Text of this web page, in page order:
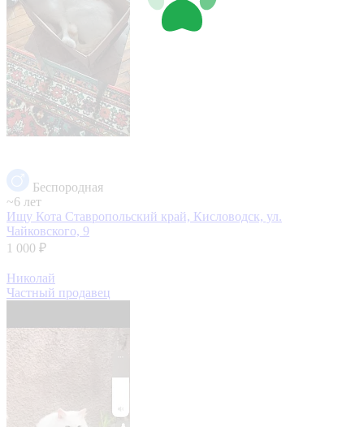
Беспородная
~6 лет
Ищу Кота Ставропольский край, Кисловодск, ул.
Чайковского, 9
1 000 ₽
Николай
Частный продавец